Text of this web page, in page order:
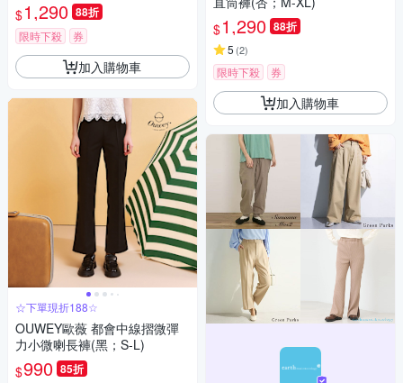
08
$1,290 88折
限時下殺 券
加入購物車
☆下單現折188☆
OUWEY歐薇 都會中線摺微彈
力小微喇長褲(黑；S-L)
$990 85折
$1,290 88折
5 (2)
限時下殺 券
加入購物車